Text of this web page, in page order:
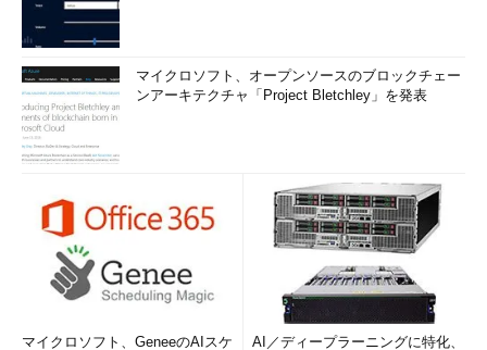
マイクロソフト、オープンソースのブロックチェー
ンアーキテクチャ「Project Bletchley」を発表
マイクロソフト、GeneeのAIスケ
AI／ディープラーニングに特化、